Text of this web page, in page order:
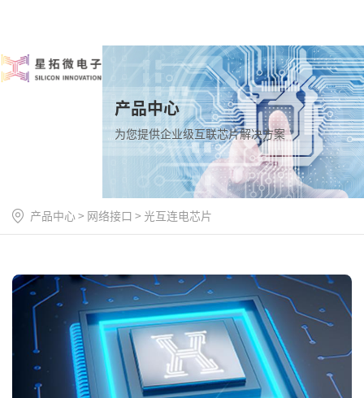
产品中心
为您提供企业级互联芯片解决方案
产品中心 > 网络接口 > 光互连电芯片